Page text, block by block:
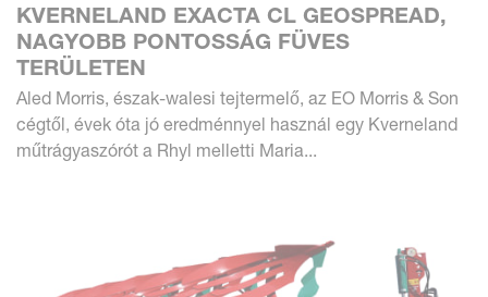
KVERNELAND EXACTA CL GEOSPREAD,
NAGYOBB PONTOSSÁG FÜVES
TERÜLETEN
Aled Morris, észak-walesi tejtermelő, az EO Morris & Son
cégtől, évek óta jó eredménnyel használ egy Kverneland
műtrágyaszórót a Rhyl melletti Maria...